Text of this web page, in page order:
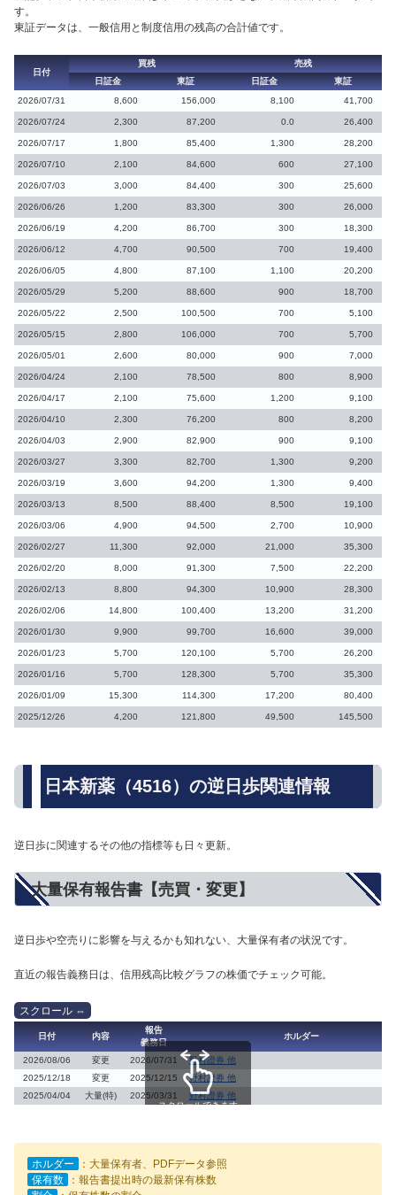
す。
東証データは、一般信用と制度信用の残高の合計値です。
日付
買残
売残
日証金
東証 日証金
東証
2026/07/31
8,600 156,000 8,100 41,700
2026/07/24 2,300 87,200 0.0 26,400
2026/07/17 1,800 85,400 1,300 28,200
2026/07/10 2,100 84,600 600 27,100
2026/07/03 3,000 84,400 300 25,600
2026/06/26 1,200 83,300 300 26,000
2026/06/19 4,200 86,700 300 18,300
2026/06/12 4,700 90,500 700 19,400
2026/06/05 4,800 87,100 1,100 20,200
2026/05/29 5,200 88,600 900 18,700
2026/05/22 2,500 100,500 700 5,100
2026/05/15 2,800 106,000 700 5,700
2026/05/01 2,600 80,000 900 7,000
2026/04/24 2,100 78,500 800 8,900
2026/04/17 2,100 75,600 1,200 9,100
2026/04/10 2,300 76,200 800 8,200
2026/04/03 2,900 82,900 900 9,100
2026/03/27 3,300 82,700 1,300 9,200
2026/03/19 3,600 94,200 1,300 9,400
2026/03/13 8,500 88,400 8,500 19,100
2026/03/06 4,900 94,500 2,700 10,900
2026/02/27 11,300 92,000 21,000 35,300
2026/02/20 8,000 91,300 7,500 22,200
2026/02/13 8,800 94,300 10,900 28,300
2026/02/06 14,800 100,400 13,200 31,200
2026/01/30 9,900 99,700 16,600 39,000
2026/01/23 5,700 120,100 5,700 26,200
2026/01/16 5,700 128,300 5,700 35,300
2026/01/09 15,300 114,300 17,200 80,400
2025/12/26 4,200 121,800 49,500 145,500
日本新薬（4516）の逆日歩関連情報
逆日歩に関連するその他の指標等も日々更新。
大量保有報告書【売買・変更】
逆日歩や空売りに影響を与えるかも知れない、大量保有者の状況です。
直近の報告義務日は、信用残高比較グラフの株価でチェック可能。
日付 内容
報告
義務日
ホルダー
2026/08/06 変更 2026/07/31
野村證券 他
2025/12/18
変更 2025/12/15
野村證券 他
2025/04/04
大量(特) 2025/03/31
野村證券 他
スクロールできます
ホルダー
：大量保有者、PDFデータ参照
保有数
：報告書提出時の最新保有株数